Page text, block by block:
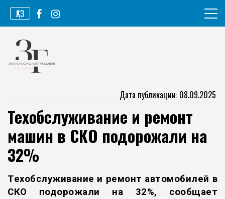
Перейти
содержимому
ҚАЗ
Законопослушный гражданин
Дата публикации: 08.09.2025
Техобслуживание и ремонт
машин в СКО подорожали на
32%
Техобслуживание и ремонт автомобилей в
СКО подорожали на 32%, сообщает